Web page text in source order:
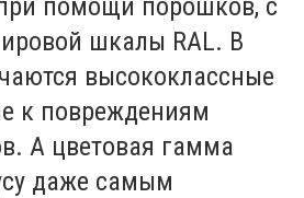
помощи порошков, с
шкалы RAL. В
высококлассные
к повреждениям
А цветовая гамма
даже самым